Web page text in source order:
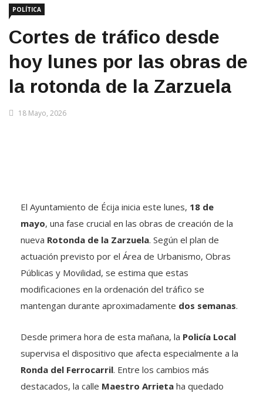
POLÍTICA
Cortes de tráfico desde
hoy lunes por las obras de
la rotonda de la Zarzuela
18 Mayo, 2026
El Ayuntamiento de Écija inicia este lunes, 18 de
mayo, una fase crucial en las obras de creación de la
nueva Rotonda de la Zarzuela. Según el plan de
actuación previsto por el Área de Urbanismo, Obras
Públicas y Movilidad, se estima que estas
modificaciones en la ordenación del tráfico se
mantengan durante aproximadamente dos semanas.
Desde primera hora de esta mañana, la Policía Local
supervisa el dispositivo que afecta especialmente a la
Ronda del Ferrocarril. Entre los cambios más
destacados, la calle Maestro Arrieta ha quedado